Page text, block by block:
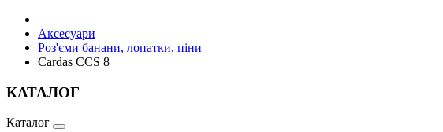
Аксесуари
Роз'єми банани, лопатки, піни
Cardas CCS 8
КАТАЛОГ
Каталог